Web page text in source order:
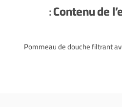
Contenu de
:
1 × Pommeau de douche filtrant